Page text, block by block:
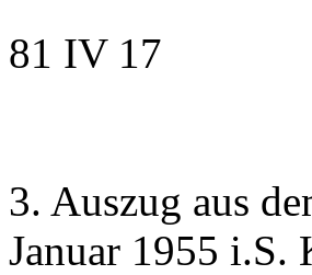
81 IV 17
3. Auszug aus
Januar 1955 i.S.